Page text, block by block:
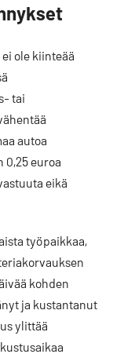
ole kiinteää
tai
autoa
0,25 euroa
eikä
työpaikkaa,
kohden
ja kustantanut
ylittää